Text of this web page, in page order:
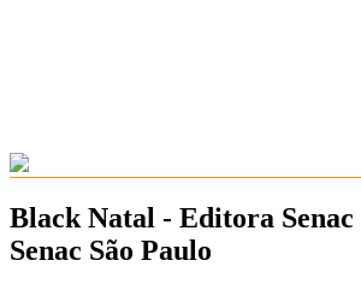
Black Natal - Editora
Senac São Paulo